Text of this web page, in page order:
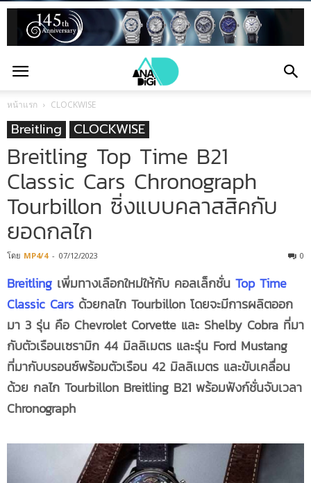
หน้าแรก CLOCKWISE
Breitling CLOCKWISE
Breitling Top Time B21
Classic Cars Chronograph
Tourbillon ซิ่งแบบคลาสสิคกับ
ยอดกลไก
โดย MP4/4 - 07/12/2023 0
Breitling เพิ่มทางเลือกใหม่ให้กับ คอลเล็กชั่น Top Time
Classic Cars ด้วยกลไก Tourbillon โดยจะมีการผลิตออก
มา 3 รุ่น คือ Chevrolet Corvette และ Shelby Cobra ที่มา
กับตัวเรือนเซรามิก 44 มิลลิเมตร และรุ่น Ford Mustang
ที่มากับบรอนซ์พร้อมตัวเรือน 42 มิลลิเมตร และขับเคลื่อน
ด้วย กลไก Tourbillon Breitling B21 พร้อมฟังก์ชั่นจับเวลา
Chronograph